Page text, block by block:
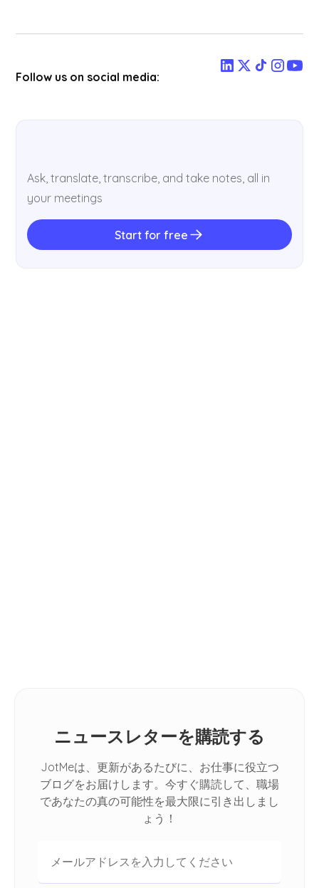
Follow us on social media:
Ask, translate, transcribe, and take notes, all in
your meetings
Start for free
ニュースレターを購読する
JotMeは、更新があるたびに、お仕事に役立つ
ブログをお届けします。今すぐ購読して、職場
であなたの真の可能性を最大限に引き出しまし
ょう！